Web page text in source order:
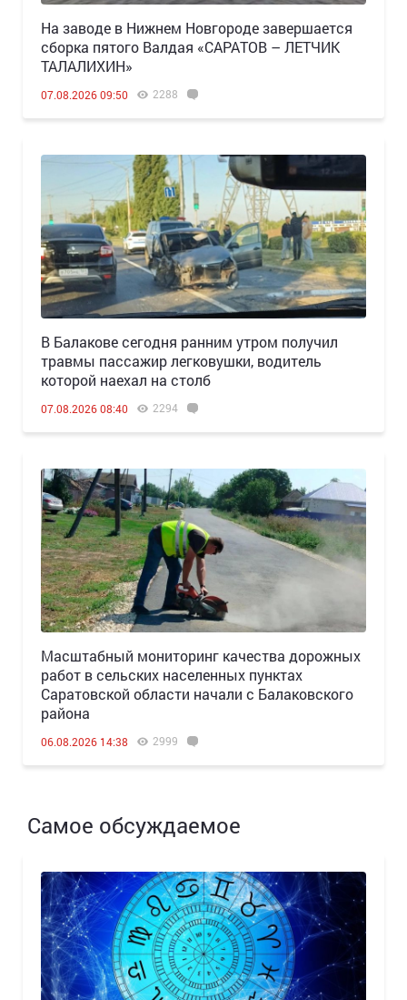
Н️а заводе в Нижнем Новгороде завершается
сборка пятого Валдая «САРАТОВ – ЛЕТЧИК
ТАЛАЛИХИН»
07.08.2026 09:50 2288
В Балакове сегодня ранним утром получил
травмы пассажир легковушки, водитель
которой наехал на столб
07.08.2026 08:40 2294
Масштабный мониторинг качества дорожных
работ в сельских населенных пунктах
Саратовской области начали с Балаковского
района
06.08.2026 14:38 2999
Самое обсуждаемое